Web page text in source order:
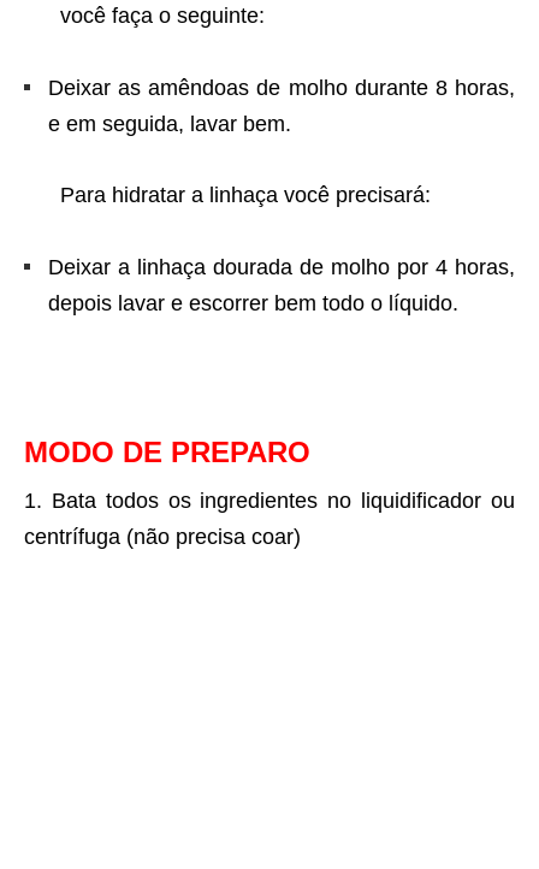
você faça o seguinte:
Deixar as amêndoas de molho durante 8 horas,
e em seguida, lavar bem.
Para hidratar a linhaça você precisará:
Deixar a linhaça dourada de molho por 4 horas,
depois lavar e escorrer bem todo o líquido.
MODO DE PREPARO
Bata todos os ingredientes no liquidificador ou
centrífuga (não precisa coar)